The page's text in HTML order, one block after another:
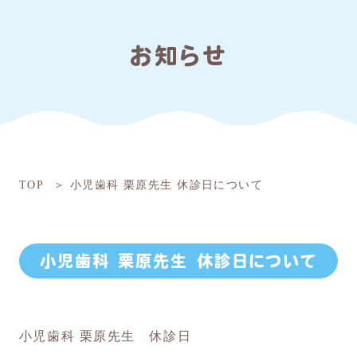
お知らせ
TOP 小児歯科 栗原先生 休診日について
小児歯科 栗原先生 休診日について
小児歯科 栗原先生 休診日